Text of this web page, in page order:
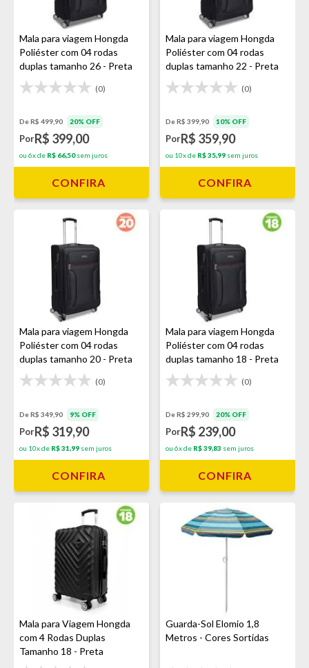
Mala para viagem Hongda
Poliéster com 04 rodas
duplas tamanho 26 - Preta
(0)
De R$ 499,90 20% OFF
PorR$ 399,00
ou 6x de R$ 66,50sem juros
CONFIRA
Mala para viagem Hongda
Poliéster com 04 rodas
duplas tamanho 22 - Preta
(0)
De R$ 399,90 10% OFF
PorR$ 359,90
ou 10x de R$ 35,99 sem juros
CONFIRA
Mala para viagem Hongda
Poliéster com 04 rodas
duplas tamanho 20 - Preta
(0)
De R$ 349,90 9% OFF
PorR$ 319,90
ou 10x de R$ 31,99 sem juros
CONFIRA
Mala para viagem Hongda
Poliéster com 04 rodas
duplas tamanho 18 - Preta
(0)
De R$ 299,90 20% OFF
PorR$ 239,00
ou 6x de R$ 39,83 sem juros
CONFIRA
Mala para Viagem Hongda
com 4 Rodas Duplas
Tamanho 18 - Preta
Guarda-Sol Elomio 1,8
Metros - Cores Sortidas